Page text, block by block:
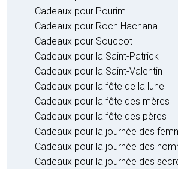
Cadeaux pour Pourim
Cadeaux pour Roch Hachana
Cadeaux pour Souccot
Cadeaux pour la Saint-Patrick
Cadeaux pour la Saint-Valentin
Cadeaux pour la fête de la lune
Cadeaux pour la fête des mères
Cadeaux pour la fête des pères
Cadeaux pour la journée des
Cadeaux pour la journée des
Cadeaux pour la journée des